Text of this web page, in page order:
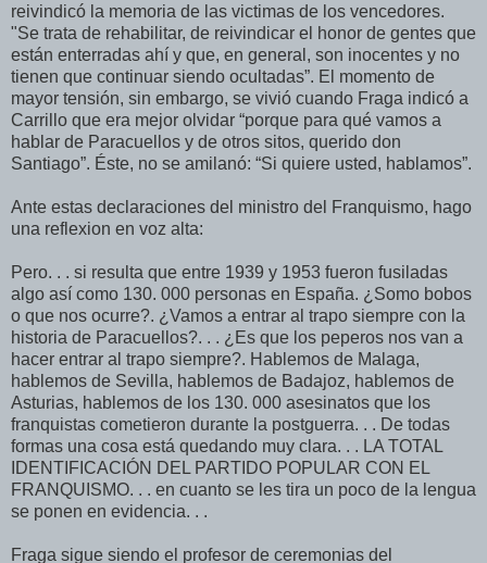
reivindicó la memoria de las victimas de los vencedores.
"Se trata de rehabilitar, de reivindicar el honor de gentes que
están enterradas ahí y que, en general, son inocentes y no
tienen que continuar siendo ocultadas”. El momento de
mayor tensión, sin embargo, se vivió cuando Fraga indicó a
Carrillo que era mejor olvidar “porque para qué vamos a
hablar de Paracuellos y de otros sitos, querido don
Santiago”. Éste, no se amilanó: “Si quiere usted, hablamos”.
Ante estas declaraciones del ministro del Franquismo, hago
una reflexion en voz alta:
Pero. . . si resulta que entre 1939 y 1953 fueron fusiladas
algo así como 130. 000 personas en España. ¿Somo bobos
o que nos ocurre?. ¿Vamos a entrar al trapo siempre con la
historia de Paracuellos?. . . ¿Es que los peperos nos van a
hacer entrar al trapo siempre?. Hablemos de Malaga,
hablemos de Sevilla, hablemos de Badajoz, hablemos de
Asturias, hablemos de los 130. 000 asesinatos que los
franquistas cometieron durante la postguerra. . . De todas
formas una cosa está quedando muy clara. . . LA TOTAL
IDENTIFICACIÓN DEL PARTIDO POPULAR CON EL
FRANQUISMO. . . en cuanto se les tira un poco de la lengua
se ponen en evidencia. . .
Fraga sigue siendo el profesor de ceremonias del